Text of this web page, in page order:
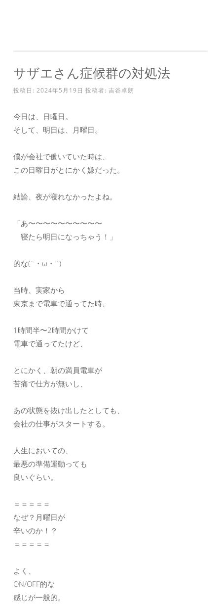
サザエさん症候群の対処法
投稿日: 2024年5月19日 投稿者: 吉谷卓朗
今日は、日曜日。
そして、明日は、月曜日。
僕が会社で働いていた時は、
この日曜日がとにかく嫌だった。
結論、夜が寝れなかったよね。
「あ〜〜〜〜〜〜〜〜〜〜
寝たら明日になっちゃう！」
的な(´・ω・`)
当時、実家から
東京まで電車で通ってた時、
1時間半〜2時間かけて
電車で通ってたけど、
とにかく、朝の満員電車が
苦痛で仕方が無いし、
あの状態を抜け出したとしても、
会社の仕事がスタートする。
人生においての、
最悪の準備運動っても
良いぐらい。
＝＝＝＝＝
なぜ？月曜日が
辛いのか！？
＝＝＝＝＝
よく、
ON/OFF的な
感じが一般的。